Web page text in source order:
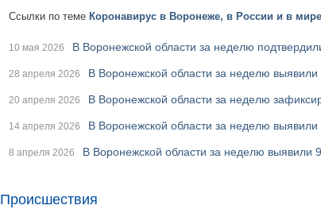
Ссылки по теме Коронавирус в Воронеже, в России и в мире
10 мая 2026 В Воронежской области за неделю
28 апреля 2026 В Воронежской области за неделю выявили
20 апреля 2026 В Воронежской области за неделю
14 апреля 2026 В Воронежской области за неделю выявили
8 апреля 2026 В Воронежской области за неделю выявили
Происшествия